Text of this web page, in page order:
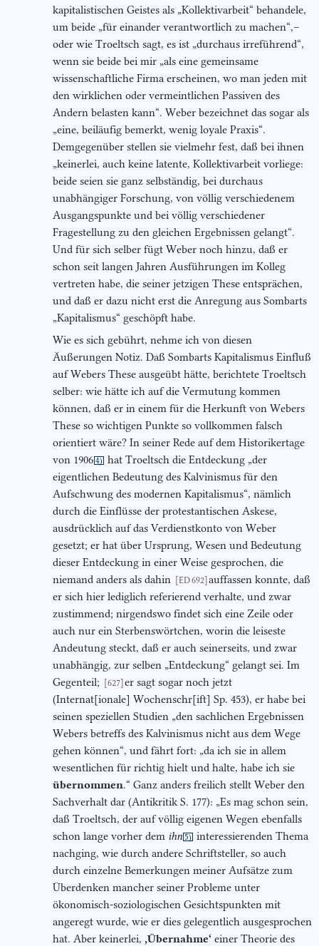
kapitalistischen Geistes als „Kollektivarbeit“ behandele,
um beide „für einander verantwortlich zu machen“,–
oder wie Troeltsch sagt, es ist „durchaus irreführend“,
wenn sie beide bei mir „als eine gemeinsame
wissenschaftliche Firma erscheinen, wo man jeden mit
den wirklichen oder vermeintlichen Passiven des
Andern belasten kann“. Weber bezeichnet das sogar als
„eine, beiläufig bemerkt, wenig loyale Praxis“.
Demgegenüber stellen sie vielmehr fest, daß bei ihnen
„keinerlei, auch keine latente, Kollektivarbeit vorliege:
beide seien sie ganz selbständig, bei durchaus
unabhängiger Forschung, von völlig verschiedenem
Ausgangspunkte und bei völlig verschiedener
Fragestellung zu den gleichen Ergebnissen gelangt“.
Und für sich selber fügt Weber noch hinzu, daß er
schon seit langen Jahren Ausführungen im Kolleg
vertreten habe, die seiner jetzigen These entsprächen,
und daß er dazu nicht erst die Anregung aus Sombarts
„Kapitalismus“ geschöpft habe.
Wie es sich gebührt, nehme ich von diesen
Äußerungen Notiz. Daß Sombarts Kapitalismus Einfluß
auf Webers These ausgeübt hätte, berichtete Troeltsch
selber: wie hätte ich auf die Vermutung kommen
können, daß er in einem für die Herkunft von Webers
These so wichtigen Punkte so vollkommen falsch
orientiert wäre? In seiner Rede auf dem Historikertage
von 1906 4) hat Troeltsch die Entdeckung „der
eigentlichen Bedeutung des Kalvinismus für den
Aufschwung des modernen Kapitalismus“, nämlich
durch die Einflüsse der protestantischen Askese,
ausdrücklich auf das Verdienstkonto von Weber
gesetzt; er hat über Ursprung, Wesen und Bedeutung
dieser Entdeckung in einer Weise gesprochen, die
niemand anders als dahin
[ED 692] auffassen konnte, daß
er sich hier lediglich referierend verhalte, und zwar
zustimmend; nirgendswo findet sich eine Zeile oder
auch nur ein Sterbenswörtchen, worin die leiseste
Andeutung steckt, daß er auch seinerseits, und zwar
unabhängig, zur selben „Entdeckung“ gelangt sei. Im
Gegenteil;
[627] er sagt sogar noch jetzt
(Internat[ionale] Wochenschr[ift] Sp. 453), er habe bei
seinen speziellen Studien „den sachlichen Ergebnissen
Webers betreffs des Kalvinismus nicht aus dem Wege
gehen können“, und fährt fort: „da ich sie in allem
wesentlichen für richtig hielt und halte, habe ich sie
übernommen.“ Ganz anders freilich stellt Weber den
Sachverhalt dar (Antikritik S. 177): „Es mag schon sein,
daß Troeltsch, der auf völlig eigenen Wegen ebenfalls
schon lange vorher dem ihn 5) interessierenden Thema
nachging, wie durch andere Schriftsteller, so auch
durch einzelne Bemerkungen meiner Aufsätze zum
Überdenken mancher seiner Probleme unter
ökonomisch-soziologischen Gesichtspunkten mit
angeregt wurde, wie er dies gelegentlich ausgesprochen
hat. Aber keinerlei, ,Übernahme‘ einer Theorie des